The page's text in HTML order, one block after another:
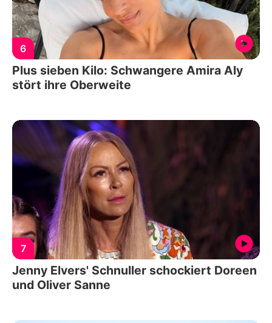
6
Plus sieben Kilo: Schwangere Amira Aly
stört ihre Oberweite
7
Jenny Elvers' Schnuller schockiert Doreen
und Oliver Sanne